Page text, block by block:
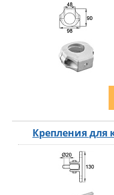
Крепления для